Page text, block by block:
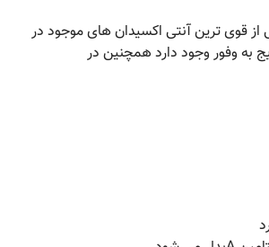
از قوی ترین آنتی اکسیدان های موجود در
وفور وجود دارد همچنین در